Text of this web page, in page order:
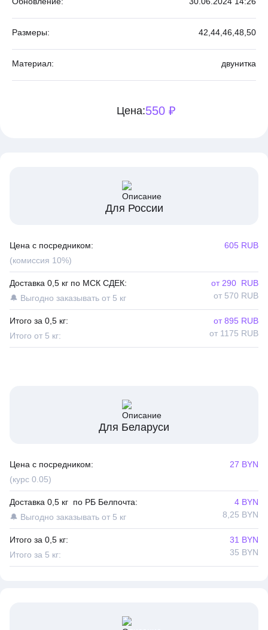
Размеры: 42, 44, 46, 48, 50
Материал: двунитка
Цена:550 ₽
Для России
Цена с посредником:
(комиссия 10%)
605 RUB
Доставка 0,5 кг по МСК СДЕК:
🔔 Выгодно заказывать от 5 кг
от 290 RUB
от 570 RUB
Итого за 0,5 кг:
Итого от 5 кг:
от 895 RUB
от 1175 RUB
Для Беларуси
Цена с посредником:
(курс 0.05)
27 BYN
Доставка 0,5 кг по РБ Белпочта:
🔔 Выгодно заказывать от 5 кг
4 BYN
8,25 BYN
Итого за 0,5 кг:
Итого за 5 кг:
31 BYN
35 BYN